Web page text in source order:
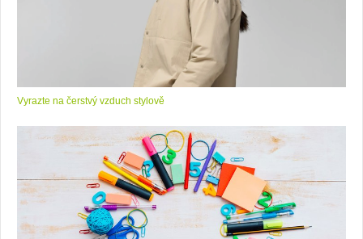
Vyrazte na čerstvý vzduch stylově